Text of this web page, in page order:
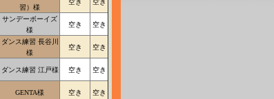
習）様
サンデーボーイズ
様
空き 空き
ダンス練習 長谷川
様
空き 空き
ダンス練習 江戸様 空き 空き
GENTA様 空き 空き